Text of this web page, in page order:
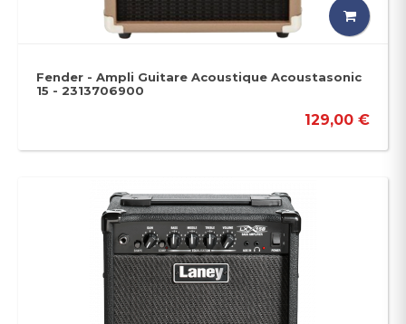
Fender - Ampli Guitare Acoustique Acoustasonic
15 - 2313706900
129,00 €